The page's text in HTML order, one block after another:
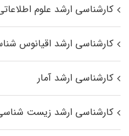
کارشناسی ارشد علوم
کارشناسی ارشد اقیانوس‌
کارشناسی ارشد آمار
کارشناسی ارشد زیست